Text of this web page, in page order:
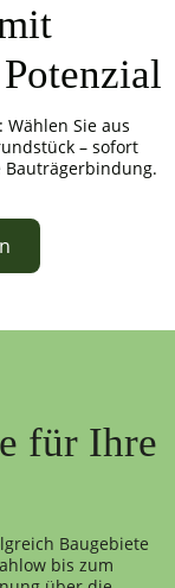
Sie aus
– sofort
für Ihre
Baugebiete
bis zum